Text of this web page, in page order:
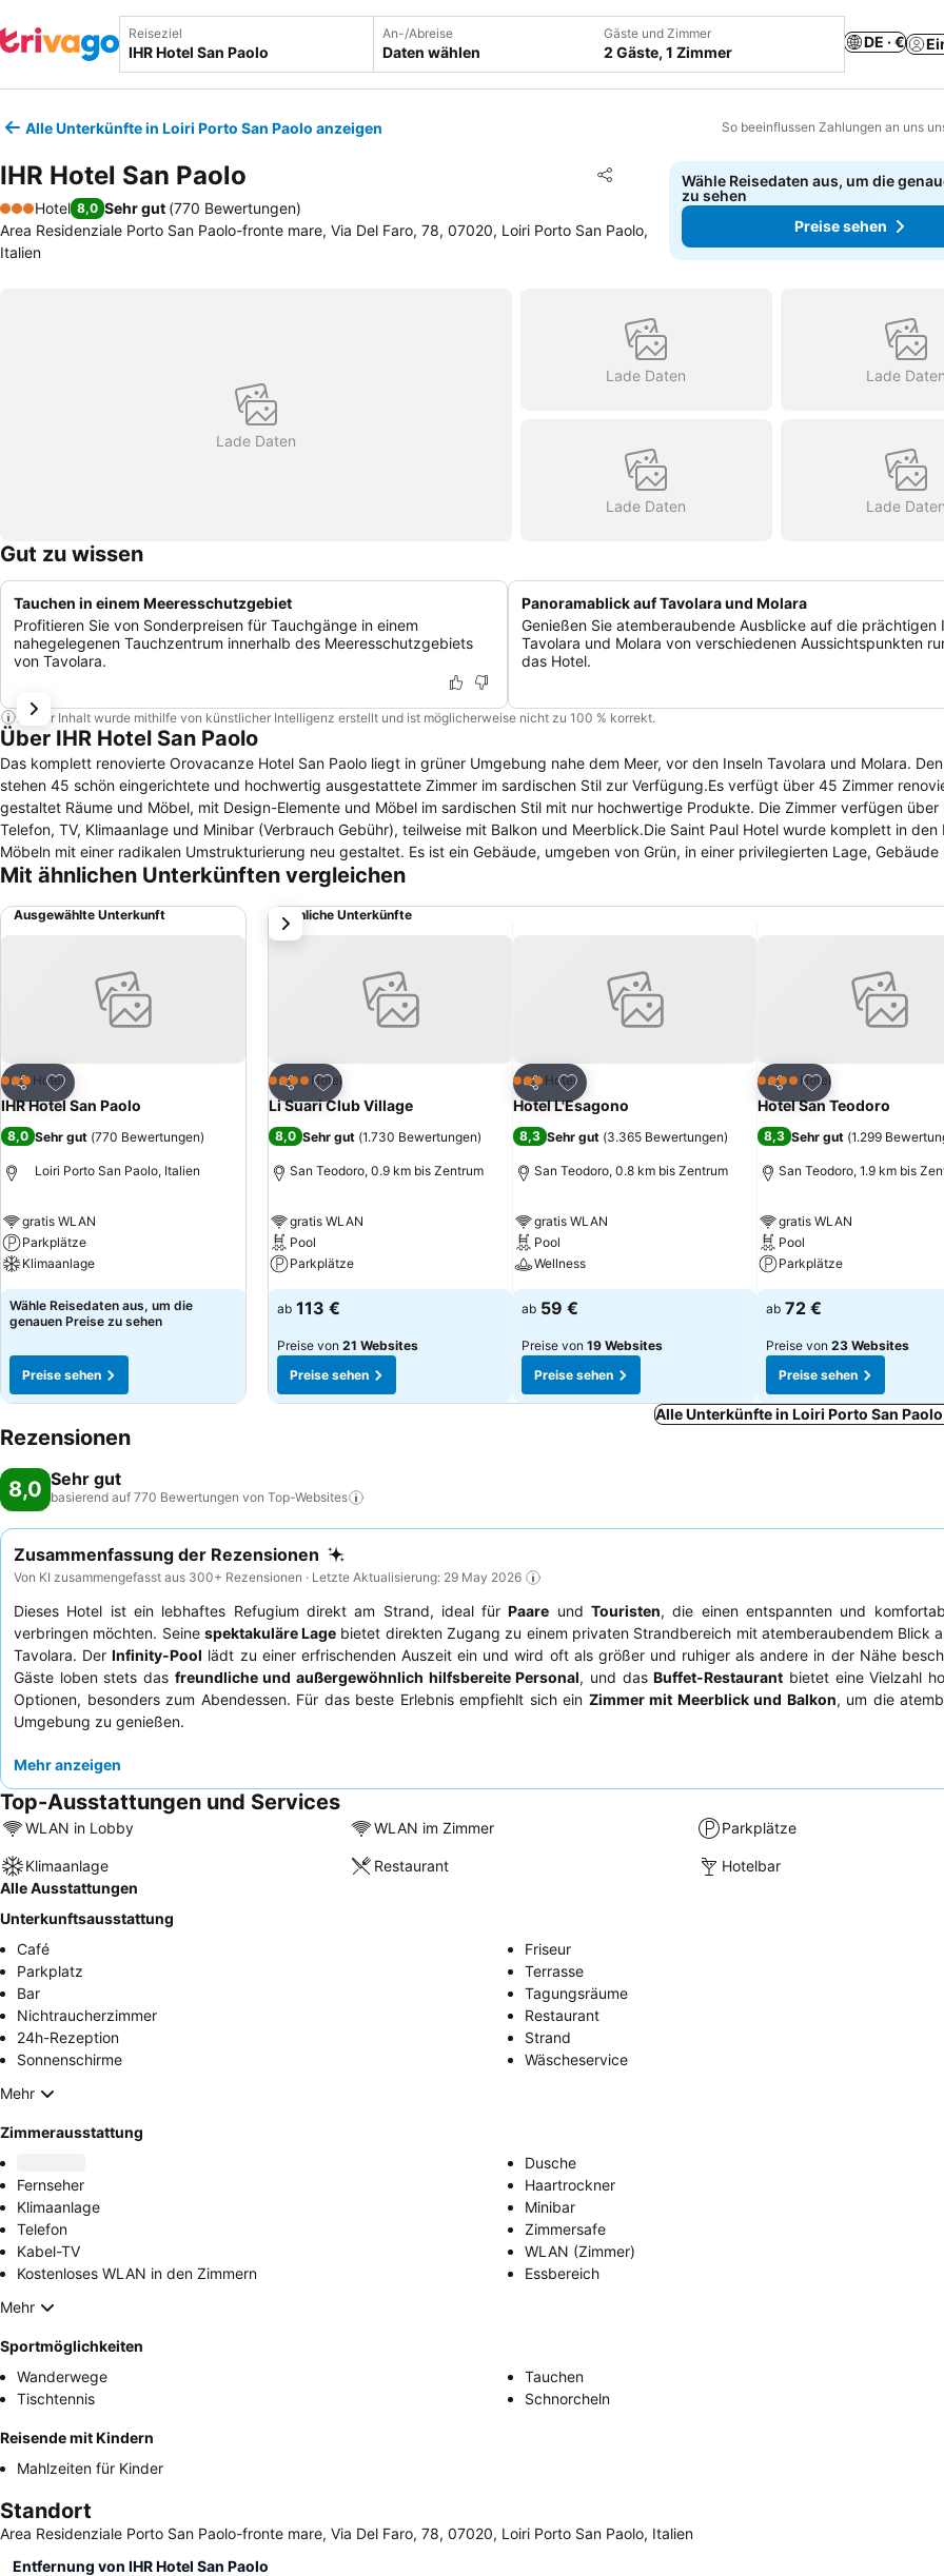
Reiseziel An-/Abreise
Daten wählen
Gäste und Zimmer
2 Gäste, 1 Zimmer
DE · €
Alle Unterkünfte in Loiri Porto San Paolo anzeigen So beeinflussen Zahlungen an uns
IHR Hotel San Paolo Teilen
Zu Favoriten hinzufügen
3 Sterne
Hotel 8,0 Sehr gut (770 Bewertungen)
Area Residenziale Porto San Paolo-fronte mare, Via Del Faro, 78, 07020, Loiri Porto San Paolo,
Italien
Wähle Reisedaten aus, um die
zu sehen
Preise sehen
Lade Daten
Lade Daten Lade Daten
Lade Daten Lade Daten
Gut zu wissen
Tauchen in einem Meeresschutzgebiet
Profitieren Sie von Sonderpreisen für Tauchgänge in einem
nahegelegenen Tauchzentrum innerhalb des Meeresschutzgebiets
von Tavolara.
Panoramablick auf Tavolara und Molara
Genießen Sie atemberaubende Ausblicke auf die prächtigen
Tavolara und Molara von verschiedenen Aussichtspunkten
das Hotel.
Dieser Inhalt wurde mithilfe von künstlicher Intelligenz erstellt und ist möglicherweise nicht zu 100 % korrekt.
Über IHR Hotel San Paolo
Das komplett renovierte Orovacanze Hotel San Paolo liegt in grüner Umgebung nahe dem Meer, vor den Inseln Tavolara und Molara.
stehen 45 schön eingerichtete und hochwertig ausgestattete Zimmer im sardischen Stil zur Verfügung.Es verfügt über 45 Zimmer
gestaltet Räume und Möbel, mit Design-Elemente und Möbel im sardischen Stil mit nur hochwertige Produkte. Die Zimmer verfügen über
Telefon, TV, Klimaanlage und Minibar (Verbrauch Gebühr), teilweise mit Balkon und Meerblick.Die Saint Paul Hotel wurde komplett in den
Möbeln mit einer radikalen Umstrukturierung neu gestaltet. Es ist ein Gebäude, umgeben von Grün, in einer privilegierten Lage, Gebäude
und am Strand liegen, vor den Inseln Tavolara und Molara.
Mit ähnlichen Unterkünften vergleichen
Ausgewählte Unterkunft
Teilen
Zu Favoriten hinzufügen
3 SterneHotel
IHR Hotel San Paolo
8,0 Sehr gut (770 Bewertungen)
Loiri Porto San Paolo, Italien
gratis WLAN
Parkplätze
Klimaanlage
Wähle Reisedaten aus, um die
genauen Preise zu sehen
Preise sehen
Ähnliche Unterkünfte
Teilen
Zu Favoriten hinzufügen
4 SterneHotel
Li Suari Club Village
8,0 Sehr gut (1.730 Bewertungen)
San Teodoro, 0.9 km bis Zentrum
gratis WLAN
Pool
Parkplätze
ab 113 €
Preise von 21 Websites
Preise sehen
Teilen
Zu Favoriten hinzufügen
3 SterneHotel
Hotel L'Esagono
8,3 Sehr gut (3.365 Bewertungen)
San Teodoro, 0.8 km bis Zentrum
gratis WLAN
Pool
Wellness
ab 59 €
Preise von 19 Websites
Preise sehen
Teilen
Zu Favoriten
4 SterneHotel
Hotel San Teodoro
8,3 Sehr gut (1.299
San Teodoro, 1.9 km bis
gratis WLAN
Pool
Parkplätze
ab 72 €
Preise von 23 Websites
Preise sehen
weiter
Alle Unterkünfte in Loiri Porto San
Rezensionen
8,0 Sehr gut
basierend auf 770 Bewertungen von Top-Websites
Zusammenfassung der Rezensionen
Von KI zusammengefasst aus 300+ Rezensionen · Letzte Aktualisierung: 29 May 2026
Dieses Hotel ist ein lebhaftes Refugium direkt am Strand, ideal fürPaare undTouristen, die einen entspannten und
verbringen möchten. Seine spektakuläre Lage bietet direkten Zugang zu einem privaten Strandbereich mit atemberaubendem Blick
Tavolara. DerInfinity-Pool lädt zu einer erfrischenden Auszeit ein und wird oft als größer und ruhiger als andere in der Nähe
Gäste loben stets das freundliche und außergewöhnlich hilfsbereite Personal, und dasBuffet-Restaurant bietet eine Vielzahl
Optionen, besonders zum Abendessen. Für das beste Erlebnis empfiehlt sich ein Zimmer mit Meerblick und Balkon, um die
Umgebung zu genießen.
Mehr anzeigen
Top-Ausstattungen und Services
WLAN in Lobby WLAN im Zimmer Parkplätze
Klimaanlage Restaurant
Hotelbar
Alle Ausstattungen
Unterkunftsausstattung
Café
Friseur
Parkplatz
Terrasse
Bar
Tagungsräume
Nichtraucherzimmer
Restaurant
24h-Rezeption
Strand
Sonnenschirme
Wäscheservice
Mehr
Zimmerausstattung
Dusche
Fernseher
Haartrockner
Klimaanlage
Minibar
Telefon
Zimmersafe
Kabel-TV
WLAN (Zimmer)
Kostenloses WLAN in den Zimmern
Essbereich
Mehr
Sportmöglichkeiten
Wanderwege
Tauchen
Tischtennis
Schnorcheln
Reisende mit Kindern
Mahlzeiten für Kinder
Standort
Area Residenziale Porto San Paolo-fronte mare, Via Del Faro, 78, 07020, Loiri Porto San Paolo, Italien
Entfernung von IHR Hotel San Paolo